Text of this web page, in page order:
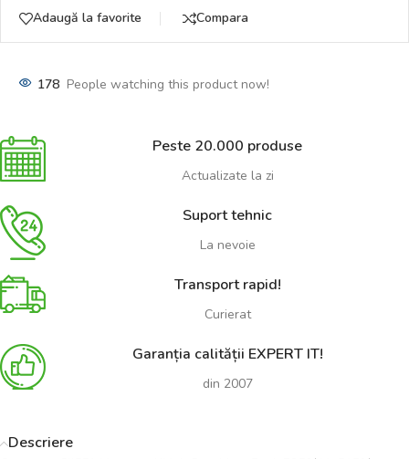
Adaugă la favorite Compara
178 People watching this product now!
Peste 20.000 produse
Actualizate la zi
Suport tehnic
La nevoie
Transport rapid!
Curierat
Garanția calității EXPERT IT!
din 2007
Descriere